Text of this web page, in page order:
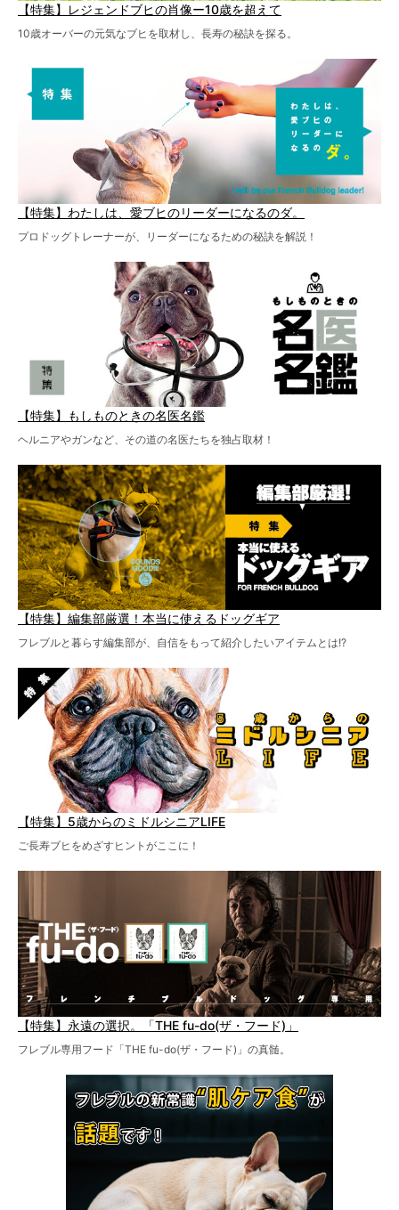
【特集】レジェンドブヒの肖像ー10歳を超えて
10歳オーバーの元気なブヒを取材し、長寿の秘訣を探る。
【特集】わたしは、愛ブヒのリーダーになるのダ。
プロドッグトレーナーが、リーダーになるための秘訣を解説！
【特集】もしものときの名医名鑑
ヘルニアやガンなど、その道の名医たちを独占取材！
【特集】編集部厳選！本当に使えるドッグギア
フレブルと暮らす編集部が、自信をもって紹介したいアイテムとは!?
【特集】5歳からのミドルシニアLIFE
ご長寿ブヒをめざすヒントがここに！
【特集】永遠の選択。「THE fu-do(ザ・フード)」
フレブル専用フード「THE fu-do(ザ・フード)」の真髄。